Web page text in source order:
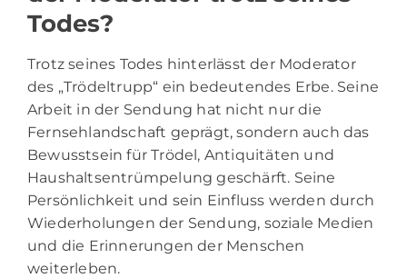
Todes?
Trotz seines Todes hinterlässt der Moderator
des „Trödeltrupp“ ein bedeutendes Erbe. Seine
Arbeit in der Sendung hat nicht nur die
Fernsehlandschaft geprägt, sondern auch das
Bewusstsein für Trödel, Antiquitäten und
Haushaltsentrümpelung geschärft. Seine
Persönlichkeit und sein Einfluss werden durch
Wiederholungen der Sendung, soziale Medien
und die Erinnerungen der Menschen
weiterleben.